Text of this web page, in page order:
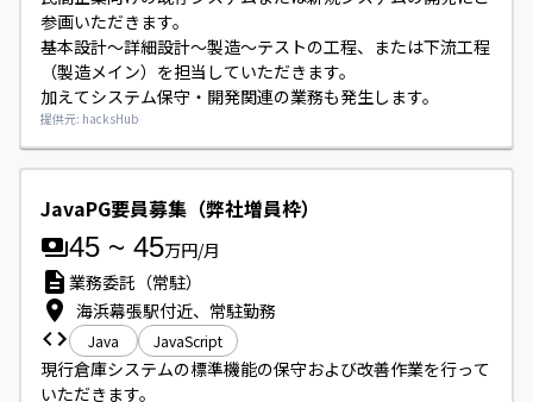
参画いただきます。
基本設計〜詳細設計〜製造〜テストの工程、または下流工程
（製造メイン）を担当していただきます。
加えてシステム保守・開発関連の業務も発生します。
提供元: hacksHub
JavaPG要員募集（弊社増員枠）
45 ~ 45万円/月
業務委託（常駐）
海浜幕張駅付近、常駐勤務
Java JavaScript
現行倉庫システムの標準機能の保守および改善作業を行って
いただきます。